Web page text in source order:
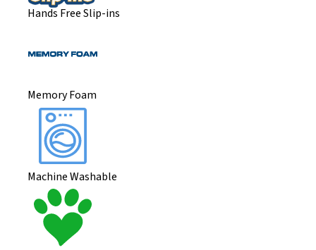
Hands Free Slip-ins
Memory Foam
Machine Washable